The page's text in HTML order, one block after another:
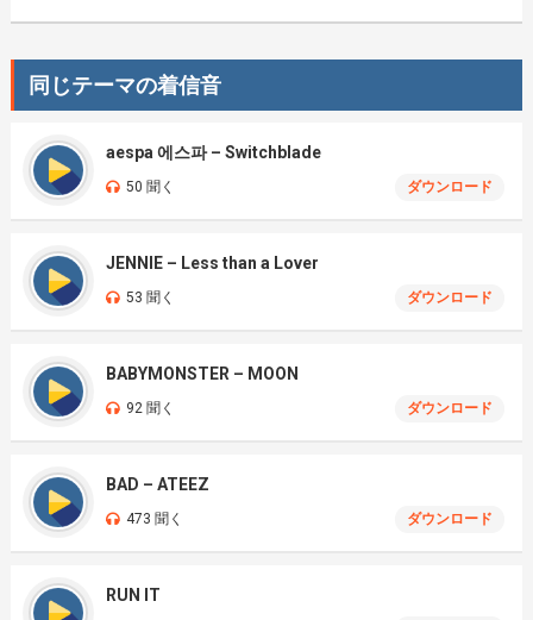
同じテーマの着信音
aespa 에스파 – Switchblade
50 聞く ダウンロード
JENNIE – Less than a Lover
53 聞く ダウンロード
BABYMONSTER – MOON
92 聞く ダウンロード
BAD – ATEEZ
473 聞く ダウンロード
RUN IT